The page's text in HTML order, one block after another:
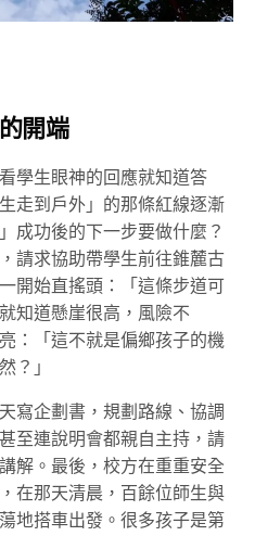
開端
學生眼神的回應就知道答
走到戶外」的那條紅線逐漸
成功後的下一步要做什麼？
請求協助帶學生前往錐麓古
開始直搖頭：「這條步道可
知道懸崖很高 ，風險不
：「這不就是偏鄉孩子的機
？」
寫企劃書，規劃路線、協調
至連說明會都親自主持，請
解。最後， 校方在重重安全
在那天清晨，百餘位師生與
地搭車出發。很多孩子是第